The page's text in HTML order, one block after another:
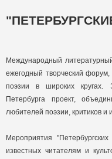
Международный
ежегодный творческий форум,
поэзии в широких кругах.
Петербурга проект,
любителей поэзии, критиков и
Мероприятия
известных читателям и